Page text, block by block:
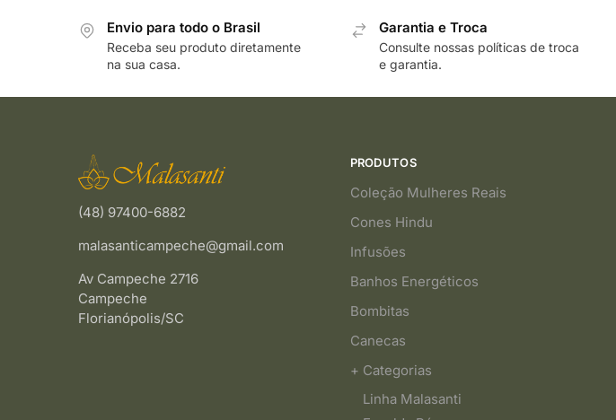
Envio para todo o Brasil
Receba seu produto diretamente
na sua casa.
Garantia e Troca
Consulte nossas políticas de troca
e garantia.
(48) 97400-6882
malasanticampeche@gmail.com
Av Campeche 2716
Campeche
Florianópolis/SC
PRODUTOS
Coleção Mulheres Reais
Cones Hindu
Infusões
Banhos Energéticos
Bombitas
Canecas
+ Categorias
Linha Malasanti